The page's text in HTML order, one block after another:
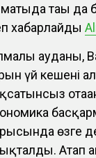
тағы да
хабарлайды
ауданы,
үй кешені
өзге
Атап